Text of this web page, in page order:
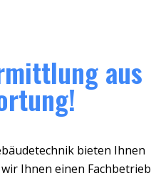
aus
bieten Ihnen
Ihnen einen Fachbetrieb